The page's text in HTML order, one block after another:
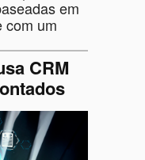
em
um
CRM